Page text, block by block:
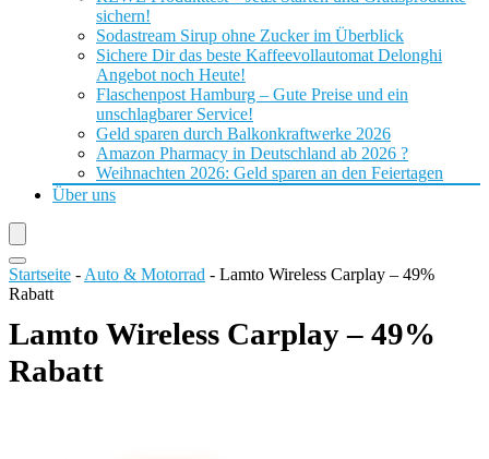
sichern!
Sodastream Sirup ohne Zucker im Überblick
Sichere Dir das beste Kaffeevollautomat Delonghi
Angebot noch Heute!
Flaschenpost Hamburg – Gute Preise und ein
unschlagbarer Service!
Geld sparen durch Balkonkraftwerke 2026
Amazon Pharmacy in Deutschland ab 2026 ?
Weihnachten 2026: Geld sparen an den Feiertagen
Über uns
Startseite - Auto & Motorrad - Lamto Wireless Carplay – 49%
Rabatt
Lamto Wireless Carplay – 49%
Rabatt